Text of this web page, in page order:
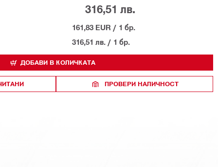
316,51 лв.
161,83 EUR / 1 бр.
316,51 лв. / 1 бр.
ДОБАВИ В КОЛИЧКАТА
ПРОВЕРИ НАЛИЧНОСТ